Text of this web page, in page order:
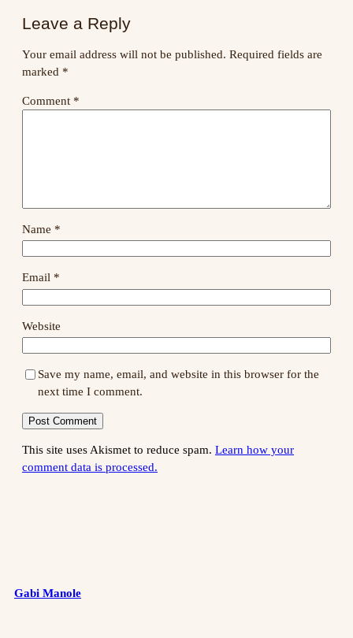
Leave a Reply
Your email address will not be published. Required fields are
marked *
Comment *
Name *
Email *
Website
Save my name, email, and website in this browser for the
next time I comment.
This site uses Akismet to reduce spam. Learn how your
comment data is processed.
Gabi Manole